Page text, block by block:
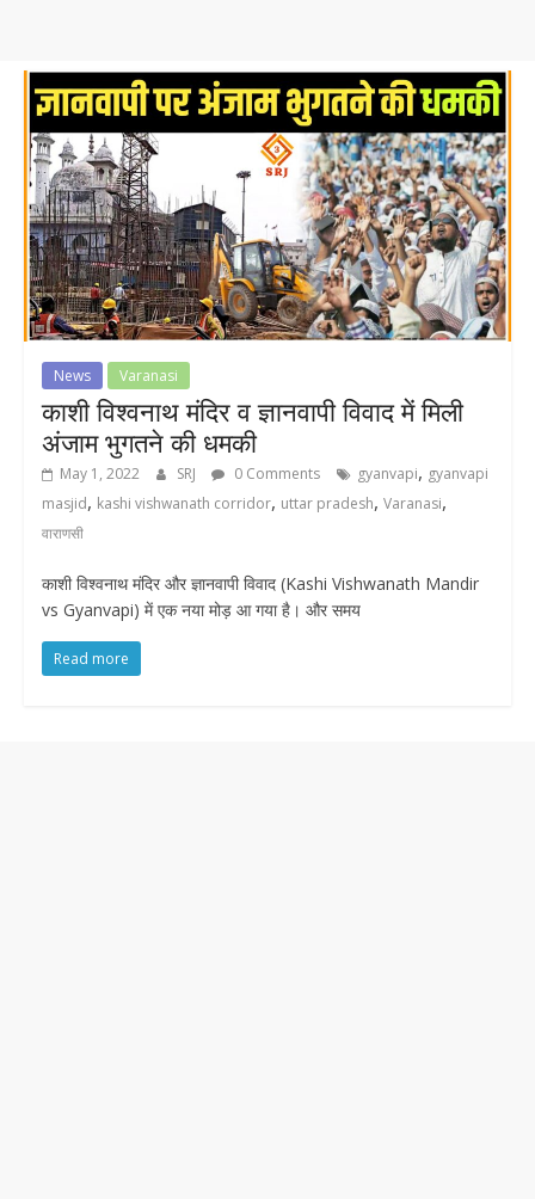
News Varanasi
काशी विश्वनाथ मंदिर व ज्ञानवापी विवाद में मिली
अंजाम भुगतने की धमकी
May 1, 2022 SRJ 0 Comments gyanvapi, gyanvapi
masjid, kashi vishwanath corridor, uttar pradesh, Varanasi,
वाराणसी
काशी विश्वनाथ मंदिर और ज्ञानवापी विवाद (Kashi Vishwanath Mandir
vs Gyanvapi) में एक नया मोड़ आ गया है। और समय
Read more